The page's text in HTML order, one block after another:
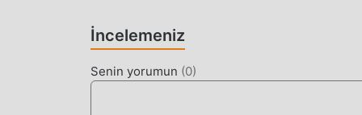
Geleneksel action oyunu, kullanıcıların
zaman harcamasını gerektirir, bu da oyunun
kaçınılmaz olarak olacaktır. insanı yoruyor
enerjinizin çoğunu harcamanıza ve biraz
İncelemeniz
Senin yorumun (0)